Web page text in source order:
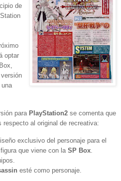
de
optar
para PlayStation2 se comenta que
respecto al original de recreativa:
exclusivo del personaje para el
que viene con la SP Box.
esté como personaje.